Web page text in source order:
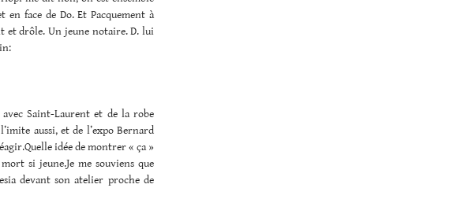
en face de Do. Et Pacquement à
et drôle. Un jeune notaire. D. lui
Saint-Laurent et de la robe
aussi, et de l’expo Bernard
idée de montrer « ça »
si jeune.Je me souviens que
devant son atelier proche de